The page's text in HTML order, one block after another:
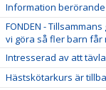
Information
FONDEN -
vi göra så fler barn får
Intresserad av att
Hästskötarkurs är